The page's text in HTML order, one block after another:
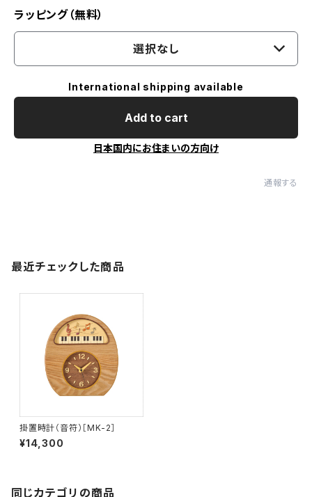
ラッピング（無料）
選択なし
International shipping available
Add to cart
日本国内にお住まいの方向け
通報する
最近チェックした商品
掛置時計（音符）［MK-2］
¥14,300
同じカテゴリの商品